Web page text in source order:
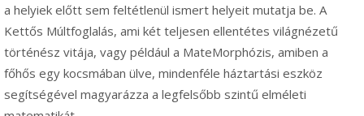
a helyiek előtt sem feltétlenül ismert helyeit mutatja be. A
Kettős Múltfoglalás, ami két teljesen ellentétes világnézetű
történész vitája, vagy például a MateMorphózis, amiben a
főhős egy kocsmában ülve, mindenféle háztartási eszköz
segítségével magyarázza a legfelsőbb szintű elméleti